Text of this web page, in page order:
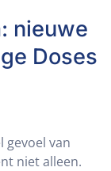
nieuwe
Doses
gevoel van
niet alleen.